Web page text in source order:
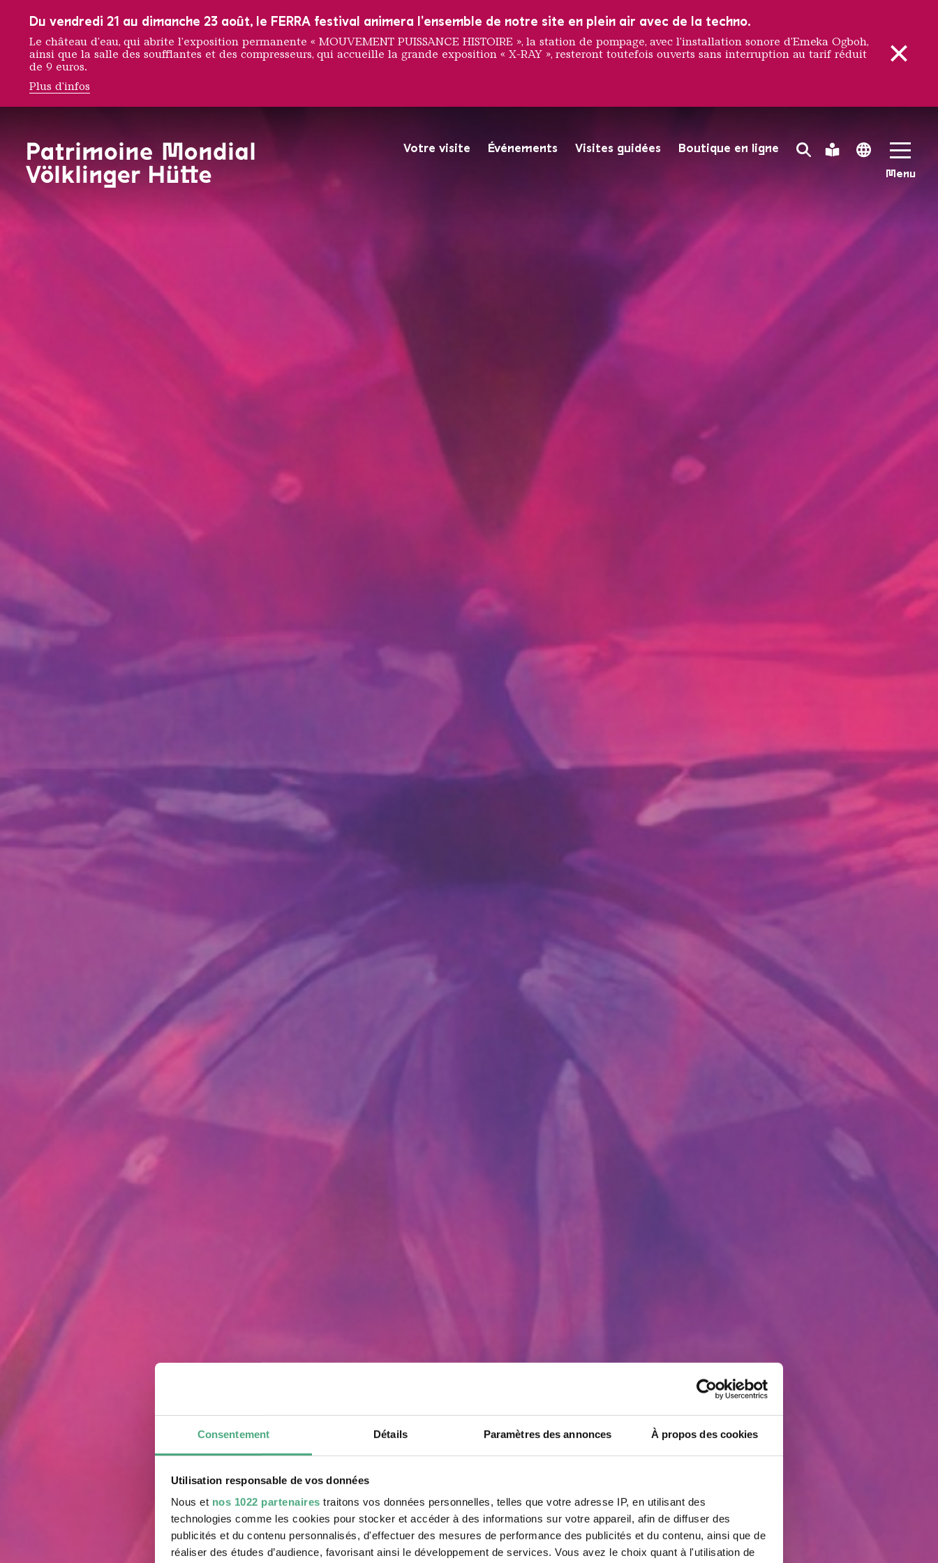
Consentement Détails Paramètres des annonces À propos des cookies
Utilisation responsable de vos données
Nous et nos 1022 partenaires traitons vos données personnelles, telles que votre adresse IP, en utilisant des
technologies comme les cookies pour stocker et accéder à des informations sur votre appareil, afin de diffuser des
publicités et du contenu personnalisés, d'effectuer des mesures de performance des publicités et du contenu, ainsi que de
réaliser des études d’audience, favorisant ainsi le développement de services. Vous avez le choix quant à l'utilisation de
Search Toggle
Menu
Leichte Sprache
Language
Votre visite Événements Visites guidées Boutique en ligne
URBAN ART
28.4. – 10.11.24
Du vendredi 21 au dimanche 23 août, le FERRA festival animera l'ensemble de notre site en plein air avec de la techno.
Le château d'eau, qui abrite l'exposition permanente « MOUVEMENT PUISSANCE HISTOIRE », la station de pompage, avec l'installation sonore d'Emeka Ogboh,
ainsi que la salle des soufflantes et des compresseurs, qui accueille la grande exposition « X-RAY », resteront toutefois ouverts sans interruption au tarif réduit
de 9 euros.
Plus d'infos